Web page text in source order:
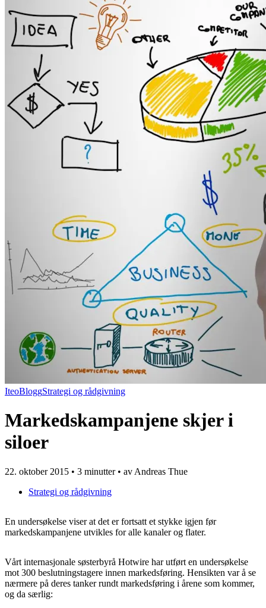
IteoBloggStrategi og rådgivning
Markedskampanjene skjer i
siloer
22. oktober 2015 • 3 minutter• av Andreas Thue
Strategi og rådgivning
En undersøkelse viser at det er fortsatt et stykke igjen før
markedskampanjene utvikles for alle kanaler og flater.
Vårt internasjonale søsterbyrå Hotwire har utført en undersøkelse
mot 300 beslutningstagere innen markedsføring. Hensikten var å se
nærmere på deres tanker rundt markedsføring i årene som kommer,
og da særlig: